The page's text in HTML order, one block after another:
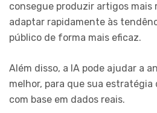
consegue produzir artigos mais
adaptar rapidamente às
público de forma mais eficaz.
Além disso, a IA pode ajudar a
melhor, para que sua
com base em dados reais.